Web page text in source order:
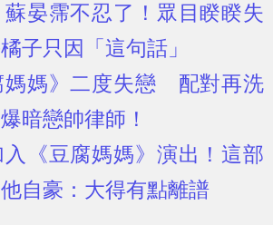
蘇晏霈不忍了！眾目睽睽失
子只因「這句話」
媽媽》二度失戀 配對再洗
暗戀帥律師！
《豆腐媽媽》演出！這部
自豪：大得有點離譜